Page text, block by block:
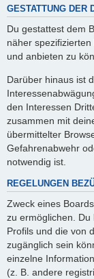
GESTATTUNG DER
Du gestattest dem
näher
und anbieten zu
Darüber hinaus ist
den Interessen
zusammen mit
übermittelter
Gefahrenabwehr
notwendig ist.
REGELUNGEN
Zweck eines
zu ermöglichen.
Profils und die von
zugänglich sein
einzelne
(z. B. andere